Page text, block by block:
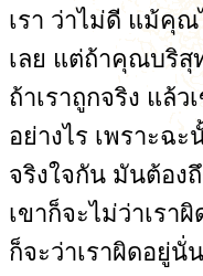
เรา ว่าไม่ดี แม้คุ
เลย แต่ถ้าคุณบริสุ
ถ้าเราถูกจริง แล้ว
อย่างไร เพราะฉ
จริงใจกัน มันต้อง
เขาก็จะไม่ว่าเรา
ก็จะว่าเราผิดอยู่นั่